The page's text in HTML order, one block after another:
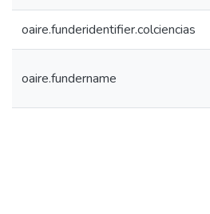
oaire.funderidentifier.colciencias
oaire.fundername